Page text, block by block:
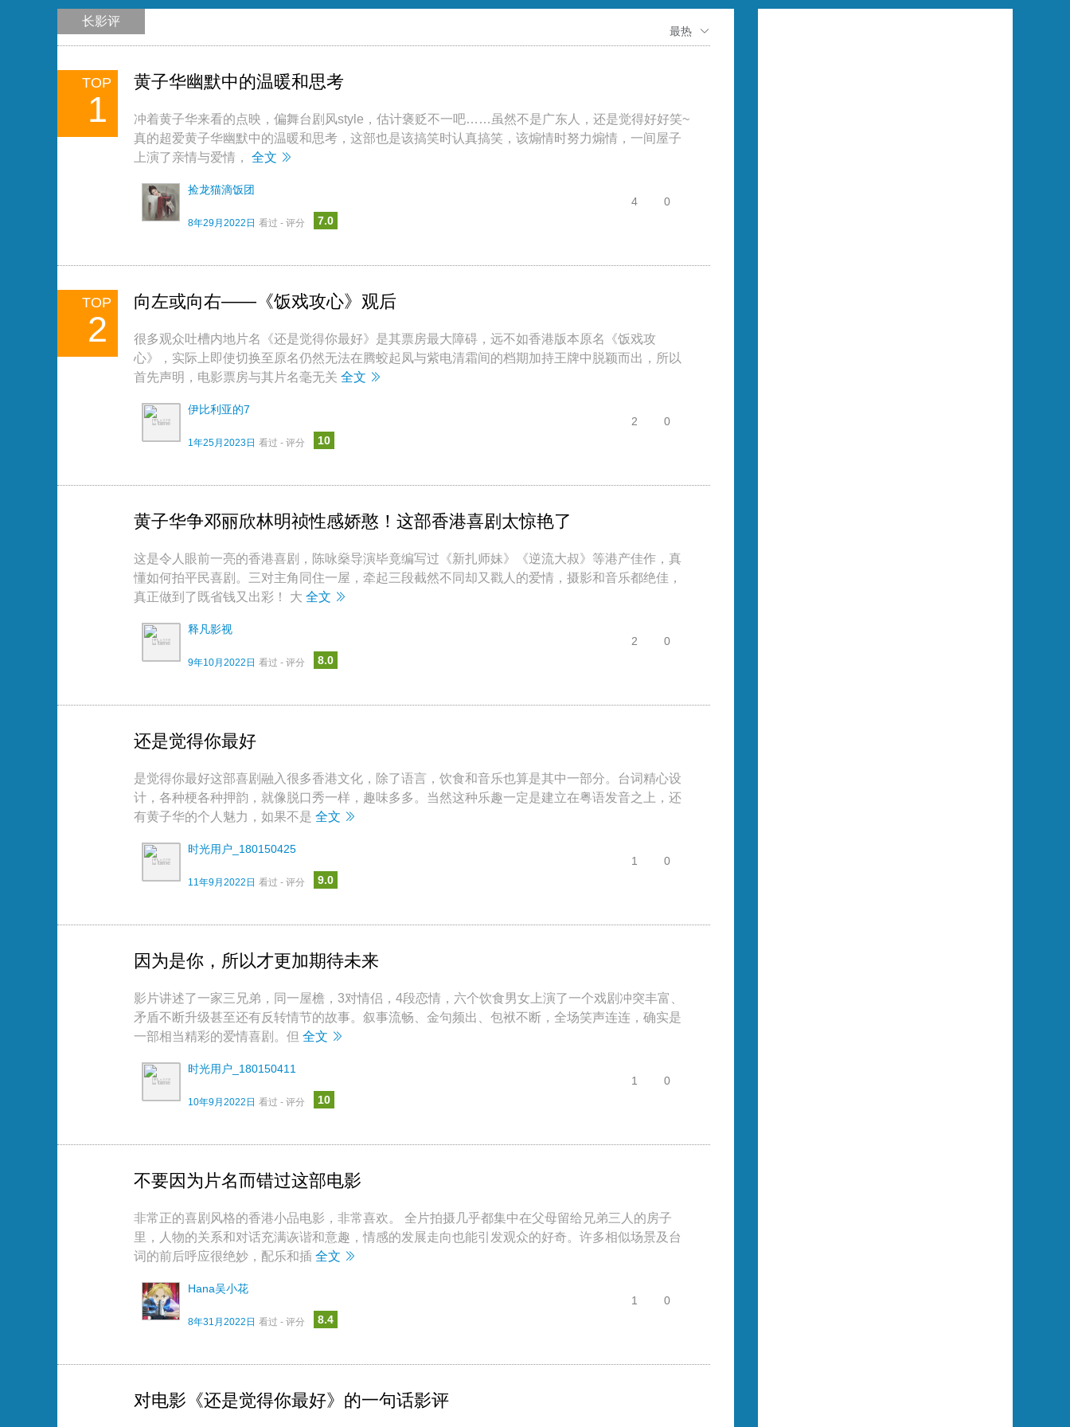
长影评
最热
TOP
1
黄子华幽默中的温暖和思考
冲着黄子华来看的点映，偏舞台剧风style，估计褒贬不一吧……虽然不是广东人，还是觉得好好笑~
真的超爱黄子华幽默中的温暖和思考，这部也是该搞笑时认真搞笑，该煽情时努力煽情，一间屋子
上演了亲情与爱情，
全文
捡龙猫滴饭团
8年29月2022日 看过 - 评分 7.0
4 0
TOP
2
向左或向右——《饭戏攻心》观后
很多观众吐槽内地片名《还是觉得你最好》是其票房最大障碍，远不如香港版本原名《饭戏攻
心》，实际上即使切换至原名仍然无法在腾蛟起凤与紫电清霜间的档期加持王牌中脱颖而出，所以
首先声明，电影票房与其片名毫无关 全文
伊比利亚的7
1年25月2023日 看过 - 评分 10
2 0
黄子华争邓丽欣林明祯性感娇憨！这部香港喜剧太惊艳了
这是令人眼前一亮的香港喜剧，陈咏燊导演毕竟编写过《新扎师妹》《逆流大叔》等港产佳作，真
懂如何拍平民喜剧。三对主角同住一屋，牵起三段截然不同却又戳人的爱情，摄影和音乐都绝佳，
真正做到了既省钱又出彩！ 大 全文
释凡影视
9年10月2022日 看过 - 评分 8.0
2 0
还是觉得你最好
是觉得你最好这部喜剧融入很多香港文化，除了语言，饮食和音乐也算是其中一部分。台词精心设
计，各种梗各种押韵，就像脱口秀一样，趣味多多。当然这种乐趣一定是建立在粤语发音之上，还
有黄子华的个人魅力，如果不是 全文
时光用户_180150425
11年9月2022日 看过 - 评分 9.0
1 0
因为是你，所以才更加期待未来
影片讲述了一家三兄弟，同一屋檐，3对情侣，4段恋情，六个饮食男女上演了一个戏剧冲突丰富、
矛盾不断升级甚至还有反转情节的故事。叙事流畅、金句频出、包袱不断，全场笑声连连，确实是
一部相当精彩的爱情喜剧。但 全文
时光用户_180150411
10年9月2022日 看过 - 评分 10
1 0
不要因为片名而错过这部电影
非常正的喜剧风格的香港小品电影，非常喜欢。 全片拍摄几乎都集中在父母留给兄弟三人的房子
里，人物的关系和对话充满诙谐和意趣，情感的发展走向也能引发观众的好奇。许多相似场景及台
词的前后呼应很绝妙，配乐和插 全文
Hana吴小花
8年31月2022日 看过 - 评分 8.4
1 0
对电影《还是觉得你最好》的一句话影评